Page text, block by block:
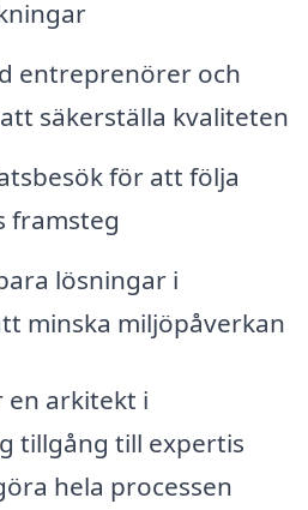
entreprenörer och
säkerställa kvaliteten
för att följa
framsteg
lösningar i
minska miljöpåverkan
en arkitekt i
tillgång till expertis
hela processen